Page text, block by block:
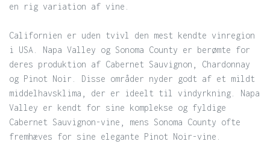
en rig variation af vine.
Californien er uden tvivl den mest kendte vinregion
i USA. Napa Valley og Sonoma County er berømte for
deres produktion af Cabernet Sauvignon, Chardonnay
og Pinot Noir. Disse områder nyder godt af et mildt
middelhavsklima, der er ideelt til vindyrkning. Napa
Valley er kendt for sine komplekse og fyldige
Cabernet Sauvignon-vine, mens Sonoma County ofte
fremhæves for sine elegante Pinot Noir-vine.